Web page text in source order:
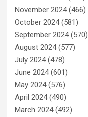
November 2024(466)
October 2024(581)
September 2024(570)
August 2024(577)
July 2024(478)
June 2024(601)
May 2024(576)
April 2024(490)
March 2024(492)